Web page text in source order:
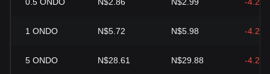
1 ONDO N$5.72 N$5.98 -
5 ONDO N$28.61 N$29.88 -